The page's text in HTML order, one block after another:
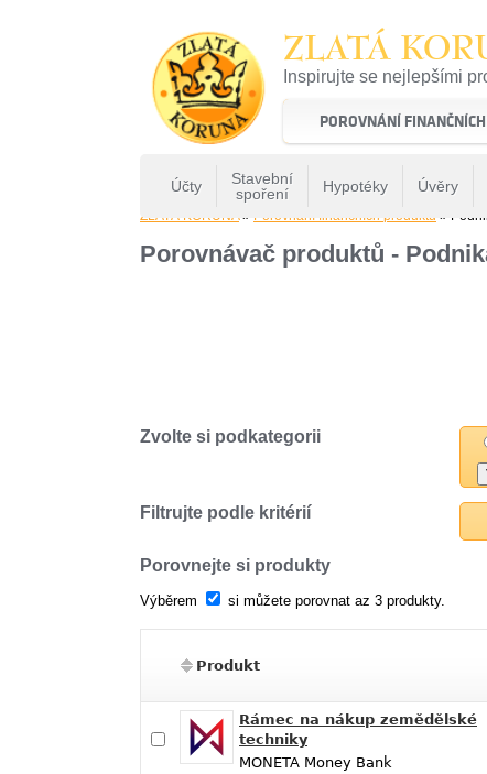
ZLATÁ
Inspirujte se nejlepšími
22 let tradice a kvality na
POROVNÁNÍ
Účty
Stavební
spoření
Hypotéky Úvěry
ZLATÁ KORUNA» Porovnání finančních produktů »
Porovnávač produktů -
Zvolte si podkategorii
Filtrujte podle kritérií
Porovnejte si produkty
Výběrem si můžete porovnat az 3 produkty.
Produkt
Rámec na nákup zemědělské
techniky
MONETA Money Bank